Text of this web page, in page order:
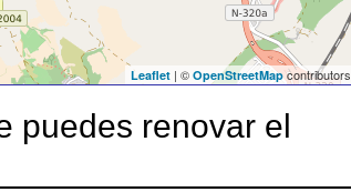
Leaflet | © OpenStreetMap contributors
puedes renovar el